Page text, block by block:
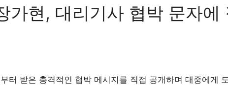
가현, 대리기사 협박 문자에
터 받은 충격적인 협박 메시지를 직접 공개하며 대중에게